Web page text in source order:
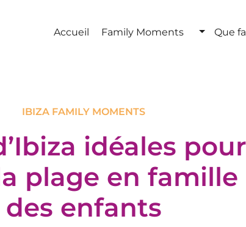
Accueil Family Moments Que
IBIZA FAMILY MOMENTS
idéales
plage en famille
des enfants